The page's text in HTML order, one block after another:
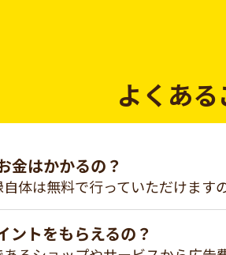
よくあ
金はかかるの？
体は無料で行っていただけます
ントをもらえるの？